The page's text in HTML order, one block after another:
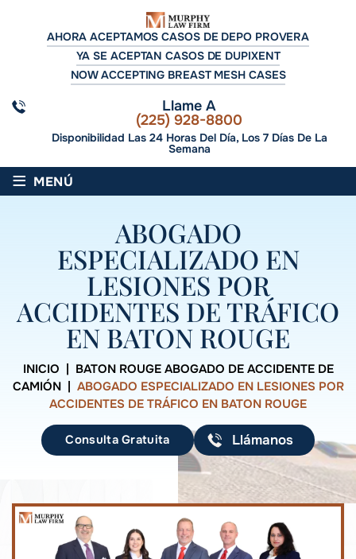
AHORA ACEPTAMOS CASOS DE DEPO PROVERA
YA SE ACEPTAN CASOS DE DUPIXENT
NOW ACCEPTING BREAST MESH CASES
Llame A
(225) 928-8800
Disponibilidad Las 24 Horas Del Día, Los 7 Días De La
Semana
≡ MENÚ
ABOGADO
ESPECIALIZADO EN
LESIONES POR
ACCIDENTES DE TRÁFICO
EN BATON ROUGE
INICIO
BATON ROUGE ABOGADO DE ACCIDENTE DE
CAMIÓN| ABOGADO ESPECIALIZADO EN LESIONES POR
ACCIDENTES DE TRÁFICO EN BATON ROUGE
Consulta Gratuita Llámanos